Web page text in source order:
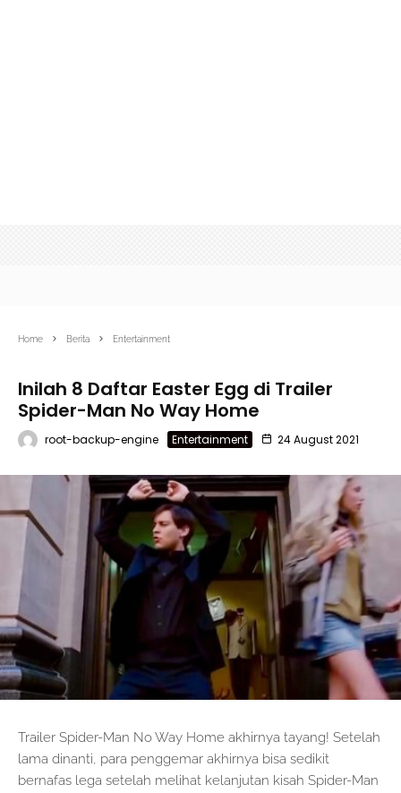
Home Berita Entertainment
Inilah 8 Daftar Easter Egg di Trailer
Spider-Man No Way Home
root-backup-engine Entertainment 24 August 2021
Trailer Spider-Man No Way Home akhirnya tayang! Setelah
lama dinanti, para penggemar akhirnya bisa sedikit
bernafas lega setelah melihat kelanjutan kisah Spider-Man